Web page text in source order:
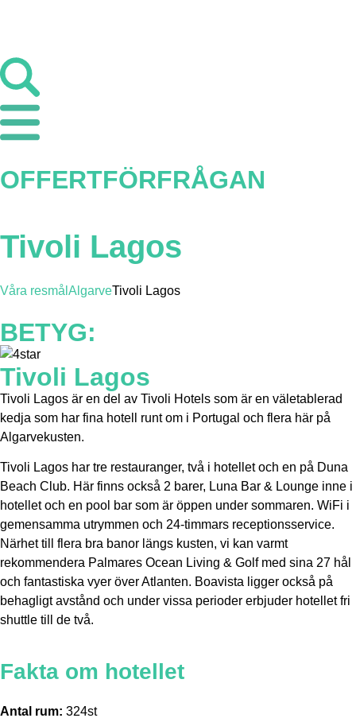
OFFERTFÖRFRÅGAN
Tivoli Lagos
Våra resmål AlgarveTivoli Lagos
BETYG:
Tivoli Lagos
Tivoli Lagos är en del av Tivoli Hotels som är en väletablerad
kedja som har fina hotell runt om i Portugal och flera här på
Algarvekusten.
Tivoli Lagos har tre restauranger, två i hotellet och en på Duna
Beach Club. Här finns också 2 barer, Luna Bar & Lounge inne i
hotellet och en pool bar som är öppen under sommaren. WiFi i
gemensamma utrymmen och 24-timmars receptionsservice.
Närhet till flera bra banor längs kusten, vi kan varmt
rekommendera Palmares Ocean Living & Golf med sina 27 hål
och fantastiska vyer över Atlanten. Boavista ligger också på
behagligt avstånd och under vissa perioder erbjuder hotellet fri
shuttle till de två.
Fakta om hotellet
Antal rum: 324st